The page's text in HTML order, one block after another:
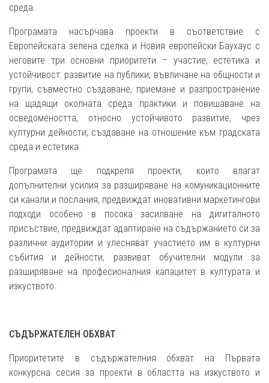
среда.
Програмата насърчава проекти в съответствие с
Европейската зелена сделка и Новия европейски Баухаус с
неговите три основни приоритети – участие, естетика и
устойчивост: развитие на публики, въвличане на общности и
групи, съвместно създаване, приемане и разпространение
на щадящи околната среда практики и повишаване на
осведомеността, относно устойчивото развитие, чрез
културни дейности; създаване на отношение към градската
среда и естетика.
Програмата ще подкрепя проекти, които влагат
допълнителни усилия за разширяване на комуникационните
си канали и послания, предвиждат иновативни маркетингови
подходи особено в посока засилване на дигиталното
присъствие, предвиждат адаптиране на съдържанието си за
различни аудитории и улесняват участието им в културни
събития и дейности, развиват обучителни модули за
разширяване на професионалния капацитет в културата и
изкуството.
СЪДЪРЖАТЕЛЕН ОБХВАТ
Приоритетите в съдържателния обхват на Първата
конкурсна сесия за проекти в областта на изкуството и